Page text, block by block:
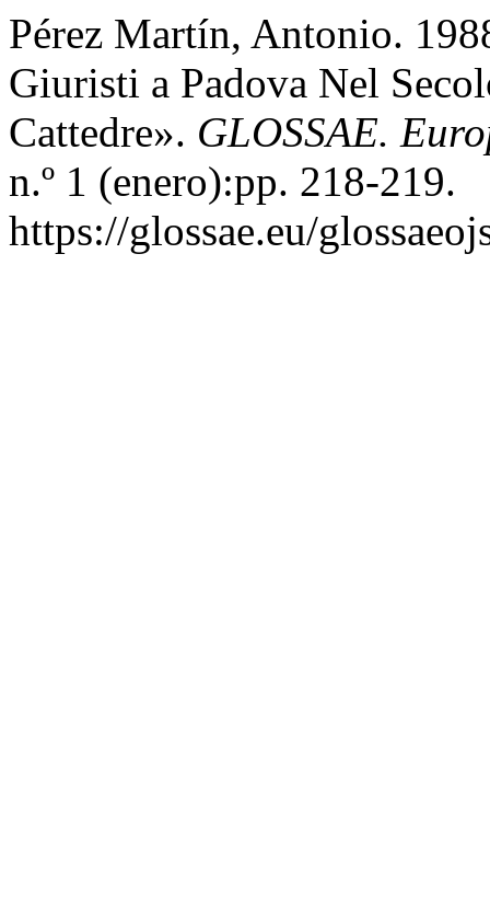
Pérez Martín, Antonio.
Giuristi a Padova Nel
Cattedre». GLOSSAE.
n.º 1 (enero):pp. 218-219.
https://glossae.eu/